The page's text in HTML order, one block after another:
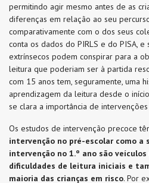
permitindo agir mesmo antes de as
diferenças em relação ao seu
comparativamente com o dos seus
conta os dados do PIRLS e do PISA,
extrínsecos podem conspirar para a
leitura que poderiam ser à partida
com 15 anos tem, seguramente, uma
aprendizagem da leitura desde o
se clara a importância de
Os estudos de intervenção precoce
intervenção no pré-escolar como a
intervenção no 1.º ano são
dificuldades de leitura iniciais e
maioria das crianças em risco. Por